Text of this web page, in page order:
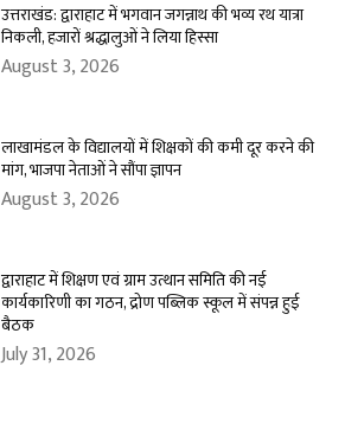
उत्तराखंड: द्वाराहाट में भगवान जगन्नाथ की भव्य रथ यात्रा
निकली, हजारों श्रद्धालुओं ने लिया हिस्सा
August 3, 2026
लाखामंडल के विद्यालयों में शिक्षकों की कमी दूर करने की
मांग, भाजपा नेताओं ने सौंपा ज्ञापन
August 3, 2026
द्वाराहाट में शिक्षण एवं ग्राम उत्थान समिति की नई
कार्यकारिणी का गठन, द्रोण पब्लिक स्कूल में संपन्न हुई
बैठक
July 31, 2026